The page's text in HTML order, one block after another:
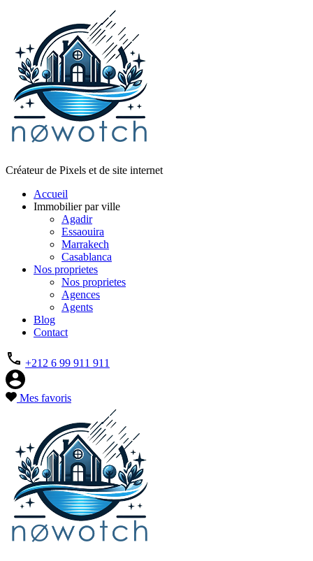
Créateur de Pixels et de site internet
Accueil
Immobilier par ville
Agadir
Essaouira
Marrakech
Casablanca
Nos proprietes
Nos proprietes
Agences
Agents
Blog
Contact
+212 6 99 911 911
Mes favoris